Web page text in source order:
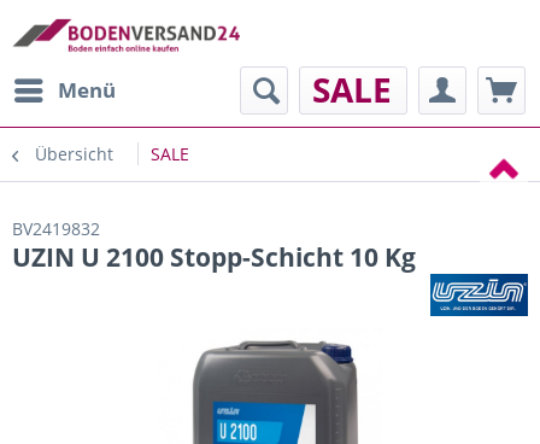
Menü SALE
Übersicht SALE
BV2419832
UZIN U 2100 Stopp-Schicht 10 Kg